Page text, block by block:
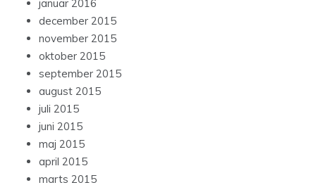
januar 2016
december 2015
november 2015
oktober 2015
september 2015
august 2015
juli 2015
juni 2015
maj 2015
april 2015
marts 2015